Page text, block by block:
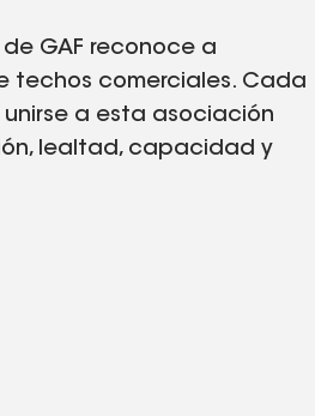
GAF reconoce a
techos comerciales. Cada
a esta asociación
lealtad, capacidad y